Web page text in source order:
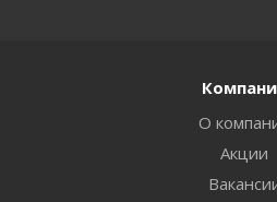
О
Акции